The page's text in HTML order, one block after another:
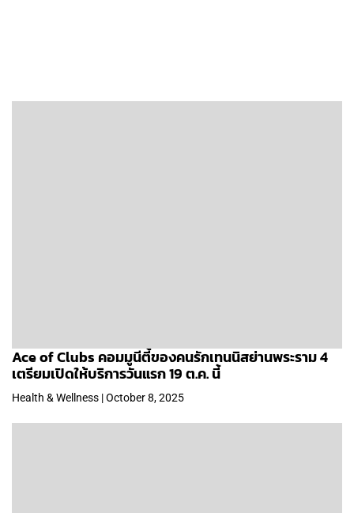
Ace of Clubs คอมมูนีตี้ของคนรักเทนนิสย่านพระราม 4
เตรียมเปิดให้บริการวันแรก 19 ต.ค. นี้
Health & Wellness | October 8, 2025